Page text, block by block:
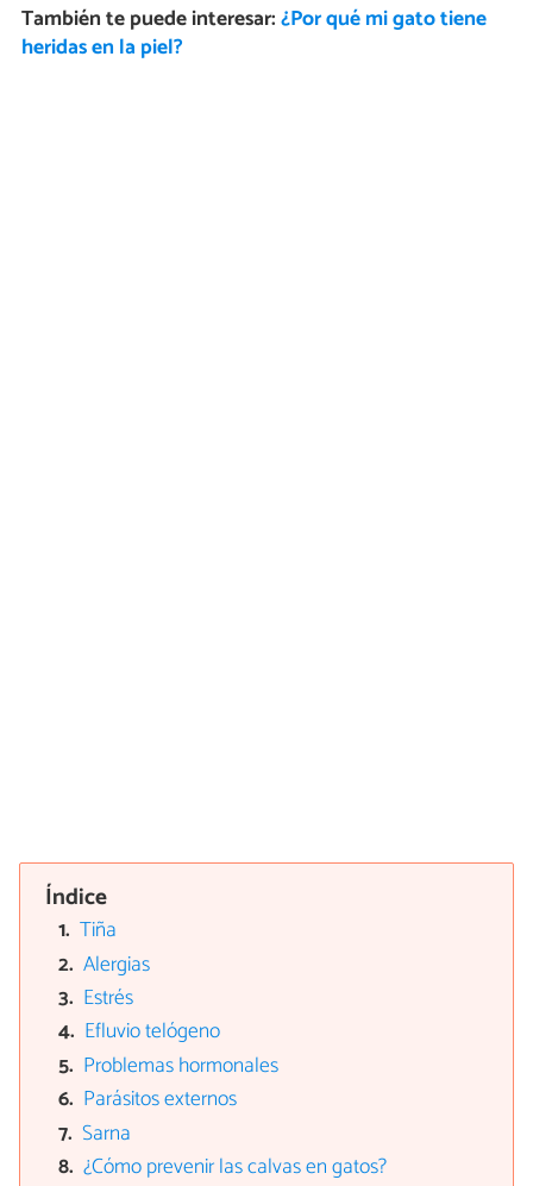
También te puede interesar:¿Por qué mi gato tiene
heridas en la piel?
Índice
Tiña
Alergias
Estrés
Efluvio telógeno
Problemas hormonales
Parásitos externos
Sarna
¿Cómo prevenir las calvas en gatos?